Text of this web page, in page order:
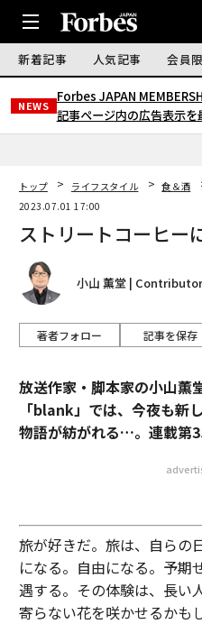
新着記事 人気記事 会員
NEWS
Forbes JAPAN
記事ページ内の広告表示を
トップ ライフスタイル 食＆酒
2023.07.01 17:00
ストリートコーヒー
小山 薫堂 | Contributor
著者フォロー 記事を保存
放送作家・脚本家の小山薫
「blank」では、今夜も新
物語が紡がれる…。連載第
旅が好きだ。旅は、自らの
になる。自由になる。予期
遇する。その体験は、長い
寄らない花を咲かせるかも